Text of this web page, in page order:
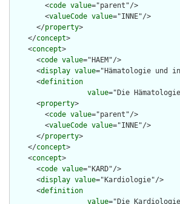
        <
code value="parent"/>
        <
valueCode value="INNE"/>
      </
property>
    </
concept>
    <
concept>
      <
code value="HAEM"/>
      <
display value="Hämatologie und
      <
definition
value="Die
      <
property>
        <
code value="parent"/>
        <
valueCode value="INNE"/>
      </
property>
    </
concept>
    <
concept>
      <
code value="KARD"/>
      <
display value="Kardiologie"/>
      <
definition
value="Die